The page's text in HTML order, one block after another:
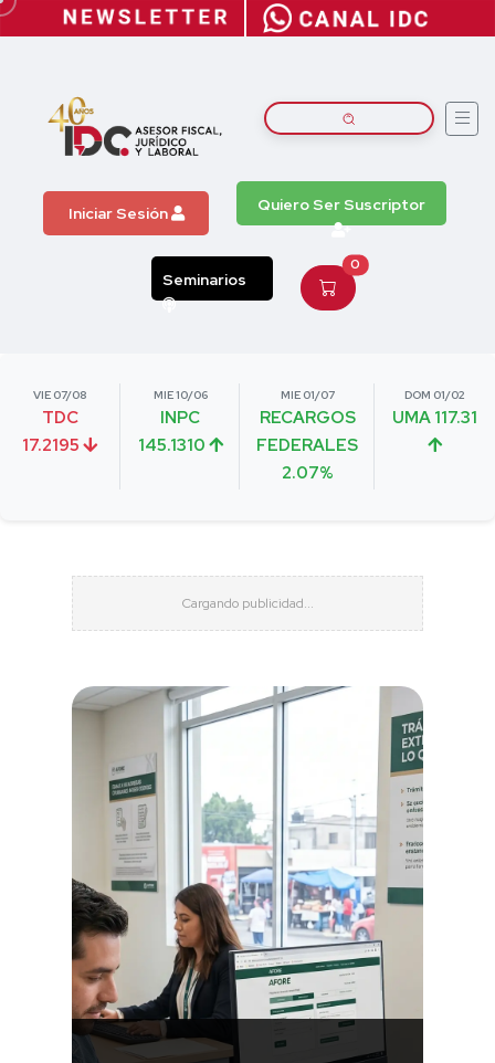
Iniciar Sesión Quiero Ser Suscriptor
Seminarios
0
VIE 07/08
TDC
17.2195
MIE 10/06
INPC
145.1310
MIE 01/07
RECARGOS
FEDERALES
2.07%
DOM 01/02
UMA 117.31